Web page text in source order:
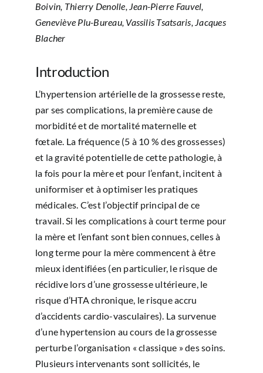
Boivin, Thierry Denolle, Jean-Pierre Fauvel,
Geneviève Plu-Bureau, Vassilis Tsatsaris, Jacques
Blacher
Introduction
L’hypertension artérielle de la grossesse reste,
par ses complications, la première cause de
morbidité et de mortalité maternelle et
fœtale. La fréquence (5 à 10 % des grossesses)
et la gravité potentielle de cette pathologie, à
la fois pour la mère et pour l’enfant, incitent à
uniformiser et à optimiser les pratiques
médicales. C’est l’objectif principal de ce
travail. Si les complications à court terme pour
la mère et l’enfant sont bien connues, celles à
long terme pour la mère commencent à être
mieux identifiées (en particulier, le risque de
récidive lors d’une grossesse ultérieure, le
risque d’HTA chronique, le risque accru
d’accidents cardio-vasculaires). La survenue
d’une hypertension au cours de la grossesse
perturbe l’organisation « classique » des soins.
Plusieurs intervenants sont sollicités, le